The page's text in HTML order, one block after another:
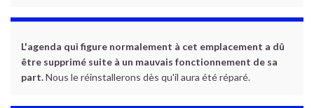
L'agenda qui figure normalement à cet emplacement a dû
être supprimé suite à un mauvais fonctionnement de sa
part.Nous le réinstallerons dès qu'il aura été réparé.